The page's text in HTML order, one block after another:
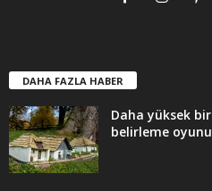
DAHA FAZLA HABER
Daha yüksek
belirleme oyunu